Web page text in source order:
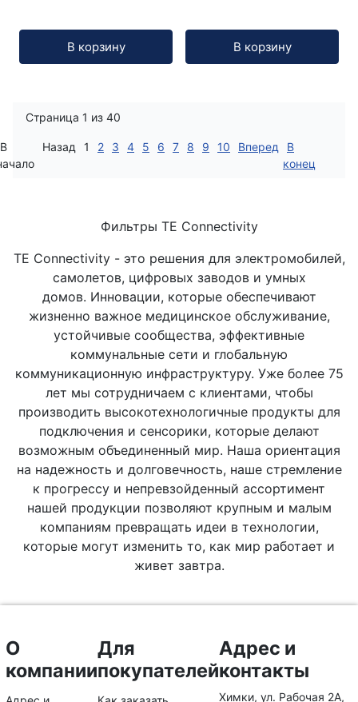
В корзину В корзину
Страница 1 из 40
В
Назад 1 2 3 4 5 6 7 8 9 10 Вперед
В
конец
Фильтры TE Connectivity
TE Connectivity - это решения для электромобилей,
самолетов, цифровых заводов и умных
домов. Инновации, которые обеспечивают
жизненно важное медицинское обслуживание,
устойчивые сообщества, эффективные
коммунальные сети и глобальную
коммуникационную инфраструктуру. Уже более 75
лет мы сотрудничаем с клиентами, чтобы
производить высокотехнологичные продукты для
подключения и сенсорики, которые делают
возможным объединенный мир. Наша ориентация
на надежность и долговечность, наше стремление
к прогрессу и непревзойденный ассортимент
нашей продукции позволяют крупным и малым
компаниям превращать идеи в технологии,
которые могут изменить то, как мир работает и
живет завтра.
О
компании
Для
покупателей
Адрес и
контакты
Химки, ул. Рабочая 2А,